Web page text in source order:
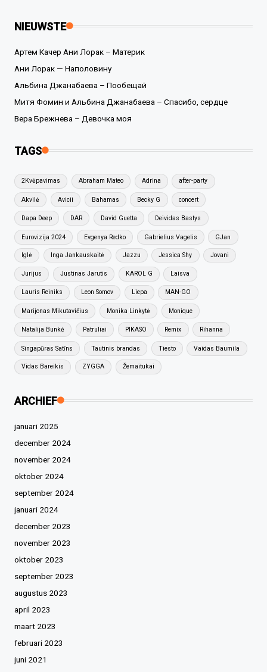
NIEUWSTE
Артем Качер Ани Лорак – Материк
Ани Лорак — Наполовину
Альбина Джанабаева – Пообещай
Митя Фомин и Альбина Джанабаева – Спасибо, сердце
Вера Брежнева – Девочка моя
TAGS
2Kvėpavimas Abraham Mateo Adrina after-party
Akvilė Avicii Bahamas Becky G concert
Dapa Deep DAR David Guetta Deividas Bastys
Eurovizija 2024 Evgenya Redko Gabrielius Vagelis GJan
Iglė Inga Jankauskaitė Jazzu Jessica Shy Jovani
Jurijus Justinas Jarutis KAROL G Laisva
Lauris Reiniks Leon Somov Liepa MAN-GO
Marijonas Mikutavičius Monika Linkytė Monique
Natalija Bunkė Patruliai PIKASO Remix Rihanna
Singapūras Satīns Tautinis brandas Tiesto Vaidas Baumila
Vidas Bareikis ZYGGA Žemaitukai
ARCHIEF
januari 2025
december 2024
november 2024
oktober 2024
september 2024
januari 2024
december 2023
november 2023
oktober 2023
september 2023
augustus 2023
april 2023
maart 2023
februari 2023
juni 2021